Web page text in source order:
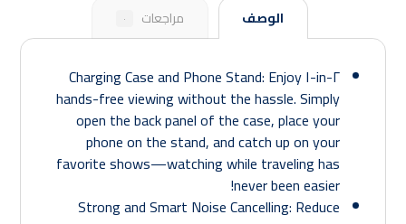
الوصف مراجعات ٠
٢-in-١ Charging Case and Phone Stand: Enjoy
hands-free viewing without the hassle. Simply
open the back panel of the case, place your
phone on the stand, and catch up on your
favorite shows—watching while traveling has
never been easier!
Strong and Smart Noise Cancelling: Reduce